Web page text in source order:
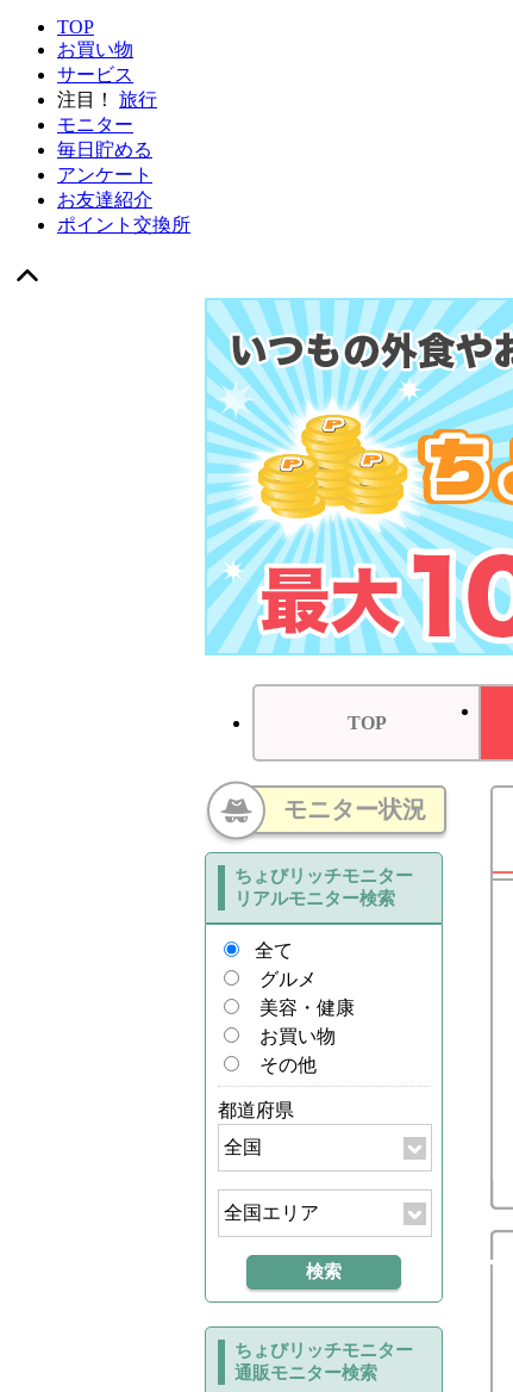
TOP
お買い物
サービス
注目！
旅行
モニター
毎日貯める
アンケート
お友達紹介
ポイント交換所
TOP
モニター状況
ちょびリッチモニター
リアルモニター検索
全て
グルメ
美容・健康
お買い物
その他
都道府県
ちょびリッチモニター
通販モニター検索